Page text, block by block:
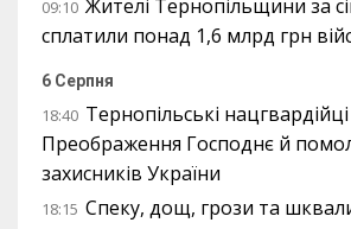
09:10 Жителі Тернопільщини за
сплатили понад 1,6 млрд грн
6 Серпня
18:40 Тернопільські
Преображення Господнє й
захисників України
18:15 Спеку, дощ, грози та